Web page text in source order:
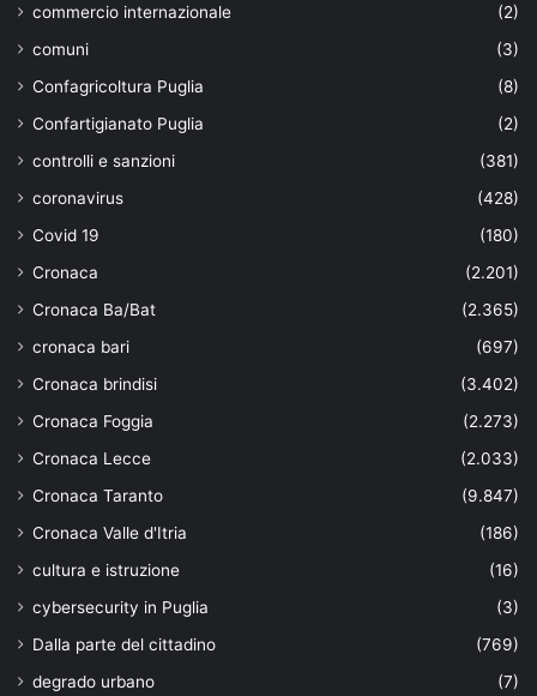
commercio internazionale
(2)
comuni
(3)
Confagricoltura Puglia
(8)
Confartigianato Puglia
(2)
controlli e sanzioni
(381)
coronavirus
(428)
Covid 19
(180)
Cronaca
(2.201)
Cronaca Ba/Bat
(2.365)
cronaca bari
(697)
Cronaca brindisi
(3.402)
Cronaca Foggia
(2.273)
Cronaca Lecce
(2.033)
Cronaca Taranto
(9.847)
Cronaca Valle d'Itria
(186)
cultura e istruzione
(16)
cybersecurity in Puglia
(3)
Dalla parte del cittadino
(769)
degrado urbano
(7)